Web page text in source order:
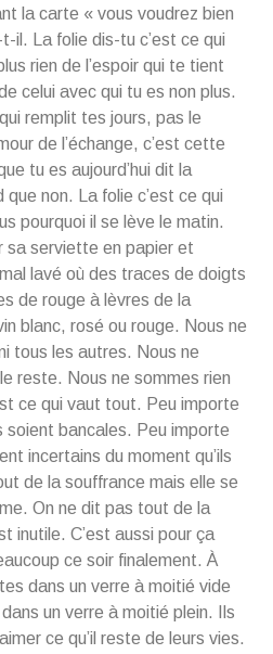
la carte « vous voudrez bien
il. La folie dis-tu c’est ce qui
rien de l’espoir qui te tient
celui avec qui tu es non plus.
remplit tes jours, pas le
de l’échange, c’est cette
tu es aujourd’hui dit la
non. La folie c’est ce qui
pourquoi il se lève le matin.
sa serviette en papier et
lavé où des traces de doigts
de rouge à lèvres de la
blanc, rosé ou rouge. Nous ne
tous les autres. Nous ne
reste. Nous ne sommes rien
ce qui vaut tout. Peu importe
soient bancales. Peu importe
incertains du moment qu’ils
de la souffrance mais elle se
On ne dit pas tout de la
inutile. C’est aussi pour ça
ce soir finalement. À
dans un verre à moitié vide
un verre à moitié plein. Ils
ce qu’il reste de leurs vies.